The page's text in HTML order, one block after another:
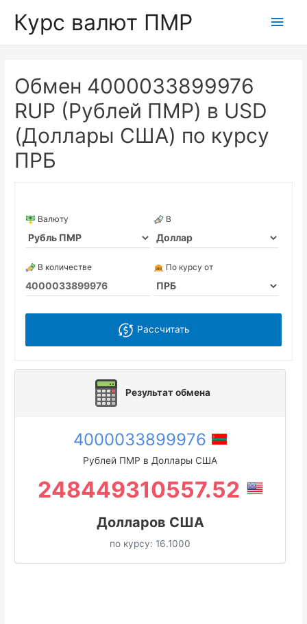
Курс валют ПМР
Обмен 4000033899976
RUP (Рублей ПМР) в USD
(Доллары США) по курсу
ПРБ
Валюту В
В количестве По курсу от
Рассчитать
Результат обмена
4000033899976
Рублей ПМР в Доллары США
248449310557.52
Долларов США
по курсу: 16.1000